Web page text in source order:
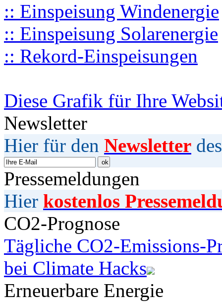
:: Einspeisung Windenergie
:: Einspeisung Solarenergie
:: Rekord-Einspeisungen
Diese Grafik für Ihre
Newsletter
Hier für den Newsletter
Pressemeldungen
Hier kostenlos
CO2-Prognose
Tägliche CO2-Emissions-
bei Climate Hacks
Erneuerbare Energie